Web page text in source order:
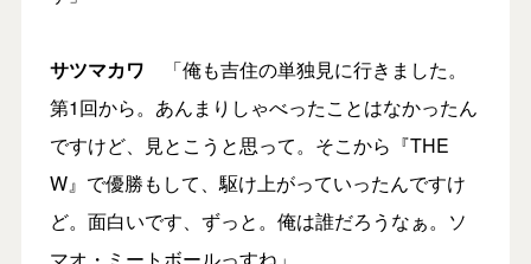
サツマカワ 「俺も吉住の単独見に行きました。
第1回から。あんまりしゃべったことはなかったん
ですけど、見とこうと思って。そこから『THE
W』で優勝もして、駆け上がっていったんですけ
ど。面白いです、ずっと。俺は誰だろうなぁ。ソ